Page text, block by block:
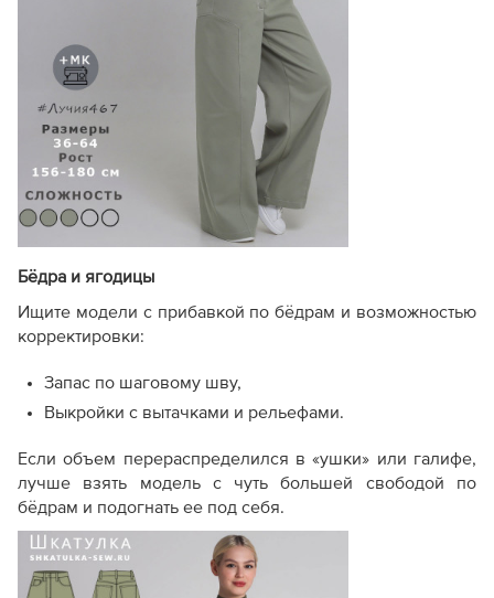
Бёдра и ягодицы
Ищите модели с прибавкой по бёдрам и возможностью
корректировки:
Запас по шаговому шву,
Выкройки с вытачками и рельефами.
Если объем перераспределился в «ушки» или галифе,
лучше взять модель с чуть большей свободой по
бёдрам и подогнать ее под себя.